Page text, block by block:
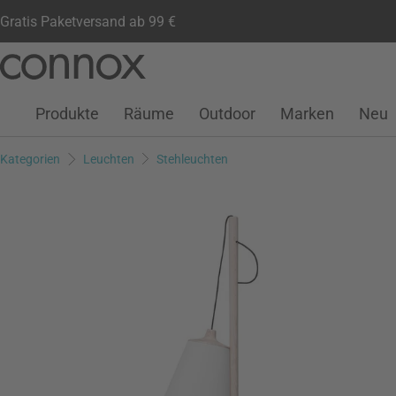
Gratis Paketversand ab 99 €
Seiteninhalt
Suchfeld
Kundenkonto
Wunschliste
Warenkorb
Produkte Räume Outdoor Marken Neu
Kategorien Leuchten Stehleuchten